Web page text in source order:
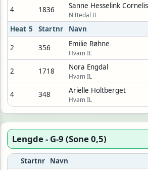
4 1836 Sanne Hesselink
Nittedal IL
Heat 5 Startnr Navn
2 356 Emilie Røhne
Hvam IL
2 1718 Nora Engdal
Hvam IL
4 348 Arielle Holtberget
Hvam IL
Lengde - G-9 (Sone 0,5)
Startnr Navn